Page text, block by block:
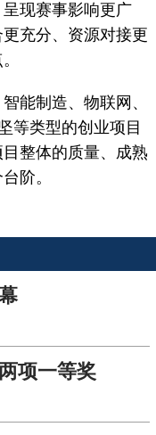
现赛事影响更广
充分、资源对接更
制造、物联网、
等类型的创业项目
整体的质量、成熟
阶。
项一等奖